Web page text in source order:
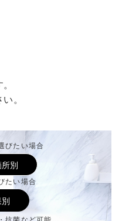
。
びたい場合
別
たい場合